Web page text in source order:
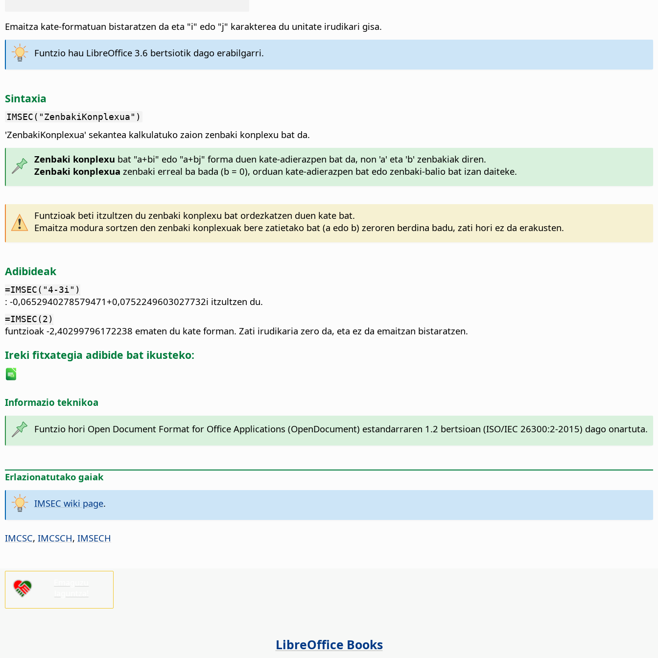
Emaitza kate-formatuan bistaratzen da eta "i" edo "j" karakterea du unitate irudikari gisa.
Funtzio hau LibreOffice 3.6 bertsiotik dago erabilgarri.
Sintaxia
IMSEC("ZenbakiKonplexua")
'ZenbakiKonplexua' sekantea kalkulatuko zaion zenbaki konplexu bat da.
Zenbaki konplexu bat "a+bi" edo "a+bj" forma duen kate-adierazpen bat da, non 'a' eta 'b' zenbakiak diren.
Zenbaki konplexua zenbaki erreal ba bada (b = 0), orduan kate-adierazpen bat edo zenbaki-balio bat izan daiteke.
Funtzioak beti itzultzen du zenbaki konplexu bat ordezkatzen duen kate bat.
Emaitza modura sortzen den zenbaki konplexuak bere zatietako bat (a edo b) zeroren berdina badu, zati hori ez da erakusten.
Adibideak
=IMSEC("4-3i")
: -0,0652940278579471+0,0752249603027732i itzultzen du.
=IMSEC(2)
funtzioak -2,40299796172238 ematen du kate forman. Zati irudikaria zero da, eta ez da emaitzan bistaratzen.
Ireki fitxategia adibide bat ikusteko:
Informazio teknikoa
Funtzio hori Open Document Format for Office Applications (OpenDocument) estandarraren 1.2 bertsioan (ISO/IEC 26300:2-2015) dago onartuta.
Erlazionatutako gaiak
IMSEC wiki page.
IMCSC, IMCSCH, IMSECH
LibreOffice Books